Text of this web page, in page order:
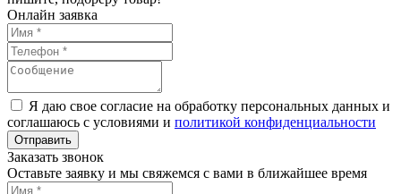
Онлайн заявка
Я даю свое согласие на обработку персональных данных и
соглашаюсь с условиями и политикой конфиденциальности
Заказать звонок
Оставьте заявку и мы свяжемся с вами в ближайшее время